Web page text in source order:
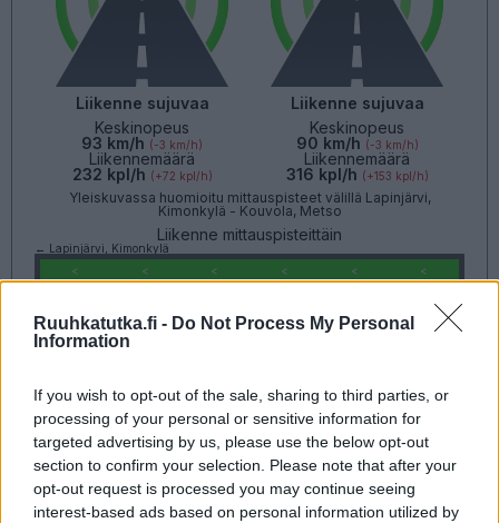
Ruuhkatutka.fi - Do Not Process My Personal
Information
If you wish to opt-out of the sale, sharing to third parties, or
processing of your personal or sensitive information for
targeted advertising by us, please use the below opt-out
section to confirm your selection. Please note that after your
opt-out request is processed you may continue seeing
interest-based ads based on personal information utilized by
Liikenne sujuvaa
Keskinopeus
93 km/h (-3 km/h)
Liikennemäärä
232 kpl/h (+72 kpl/h)
Liikenne sujuvaa
Keskinopeus
90 km/h (-3 km/h)
Liikennemäärä
316 kpl/h (+153 kpl/h)
Yleiskuvassa huomioitu mittauspisteet välillä Lapinjärvi,
Kimonkylä - Kouvola, Metso
Liikenne mittauspisteittäin
← Lapinjärvi, Kimonkylä
<
< < < < <
Kouvola, Metso →
Valtatie 12
Lahti - Kouvola
Liikenteen yleiskuva
Suuntaan
Lahti
Suuntaan
Kouvola